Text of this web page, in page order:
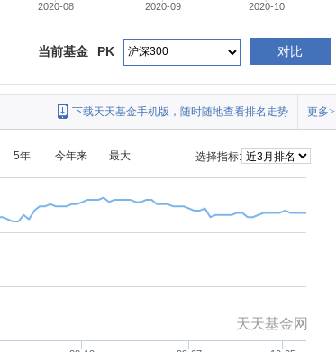
2020-08 2020-09 2020-10
对比
PK
当前基金
更多>
下载天天基金手机版，随时随地查看排名走势
选择指标:
5年 今年来 最大
天天基金网